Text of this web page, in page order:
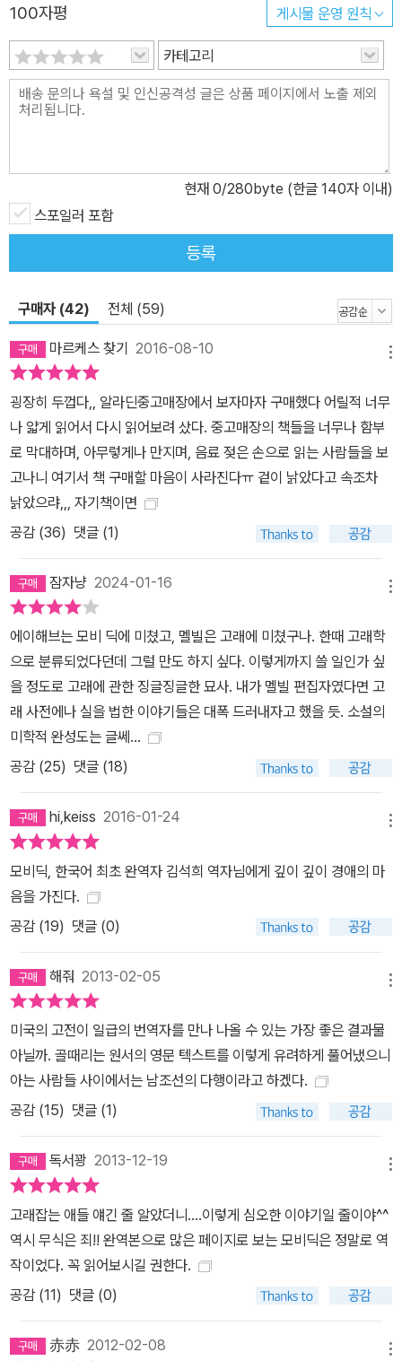
관의 문학 서가보다 오히려 수산업 서가에 꽂혀 있곤 했다. 멜빌은 <
타이피>를 쓸 때도 남태평양에 관한 모든 문헌을 샅샅이 뒤진 끝에야
작품을 완성하였고, 특히 이 <모비 딕>을 쓸 때는 그 과학적 정확성
에 완벽을 기하고자 했다. 24만 단어, 전체 134장으로 구성된 이 소
설은 우선 고래에 대한 어원 탐구에서부터 시작된다. 이어지는 문헌
호손, 찰스 다윈까지, 거대한 괴물 또는 힘센 거인 ‘고래’에 대해 거론
한 글들이 폭넓게 소개된다. 본격적인 줄거리가 전개되는 1장부터는
이야기 사이사이에 고래의 종류와 생태, 서식 환경, 해부학적ㆍ화석
학적ㆍ생명생성학적 특징, 포경의 역사와 기술, 포경 방법과 장비 등
서구 문학작품 160여 종을 훌륭하게 원용하기까지 한다. 놀랍도록
꼼꼼한 이 기록들은 멜빌이 도서관의 책들을 통해 얻어낸 것이며, 그
는 심혈을 기울여 완성한 자신의 이 소설을 “도서관을 누비고 대양을
편력한” 결과의 소산이라고 말했다. 멜빌이 죽고 수십 년 후, 레이먼
드 위버의 전기 <허먼 멜빌: 뱃사람 그리고 신비주의자>(1921)가 출
판될 무렵 영미 문학계에서 멜빌과 <모비 딕>에 대한 관심은 최고조
가 되었고, 이후 단테나 셰익스피어, 밀턴이나 도스토예프스키와 비
교해서 그의 위대성을 논하는 평문까지 쏟아지기 시작했다. 위버는
그가 쓴 평전에서 <모비 딕>을 “19세기 미국이 낳은 가장 뛰어난 소
설적 상상력”이라고 상찬한다. 이후 <모비 딕>은 인간 사유의 깊이
에서 빠트릴 수 없는 대작으로 평가되었고, 영국의 소설가 서머싯 몸
이 선정한 세계 10대 소설 중 하나, 노벨연구소가 선정한 세계 100대
문학작품의 하나가 되어 오늘까지도 널리 읽히고 있다. 소설의 진정
한 주인공―방랑자 이슈메일이 지켜본 바다, 그리고 인간의 비극 비
극적인 서사시 <모비 딕>은 소설의 화자 이슈메일이 포경선에 올라
이 항해의 목적을 알게 되기까지를 그린 부분, 대서양에서 희망봉을
돌아 태평양까지 이어지는 항해 부분, 마지막으로 모비 딕과의 결투
와 ‘피쿼드’호의 침몰을 그린 세 부분으로 나누어진다. 이 이야기들을
처음부터 끝까지 이끌고 가는 것은 에이해브가 아닌 화자 ‘이슈메
일’이다. 그는 에이해브 선장이 이끄는 포경선 ‘피쿼드’호에 승선하여
흰 고래 ‘모비 딕’을 쫓는 항해를 처음부터 끝까지 지켜본다. 엄혹한
삶의 현실을 밑바닥까지 체험한 이슈메일은 침착하고 냉정하고 분석
적인 태도로 우리에게 세상이라는 가면 너머의 진실을 보여주며(그는
멜빌의 분신이나 다름없는 존재다) 파멸을 향해 내달린 ‘피쿼드’호에
비밀을 세상에 전한다. 이슈메일의 눈에 비친 선장 에이해브는 불가
지의 존재를 용납할 수 없고 또 직접 자신이 알아낼 수 있다고 자신하
는 존재였다. 자신의 다리를 앗아간 모비 딕에 대한 복수의 일념에 사
로잡혀 판단력이 경도된 에이해브 선장은 이슈메일을 비롯한 선원 모
두에게 ‘모비 딕’보다 더한 두려움과 공포의 대상이었다. 선장의 분노
초래한다. 태평양에서 펼쳐진 3일간의 대격투. 이슈메일은 바다와 함
로 쳐들어와 만사를 부질없는 것으로 만들어버리는 싸늘한 침묵(죽
음), 그리고 어떠한 기록도 허락지 않는 바다의 관용 또는 무자비함이
있을 뿐이었다. 바다는 한순간에 ‘피쿼드’호를, 선장의 불같은 원한과
집착을 거대한 동심원의 소용돌이 속으로 끌어당겨 흔적도 없이 삼켜
버린다.
100자평 게시물 운영 원칙
카테고리
현재 0/280byte (한글 140자 이내)
스포일러 포함
등록
구매자 (42) 전체 (59)
마르케스 찾기 2016-08-10
굉장히 두껍다,, 알라딘중고매장에서 보자마자 구매했다 어릴적 너무
나 얇게 읽어서 다시 읽어보려 샀다. 중고매장의 책들을 너무나 함부
로 막대하며, 아무렇게나 만지며, 음료 젖은 손으로 읽는 사람들을 보
고나니 여기서 책 구매할 마음이 사라진다ㅠ 겉이 낡았다고 속조차
낡았으랴,,, 자기책이면
공감 (36) 댓글 (1)
잠자냥 2024-01-16
에이해브는 모비 딕에 미쳤고, 멜빌은 고래에 미쳤구나. 한때 고래학
으로 분류되었다던데 그럴 만도 하지 싶다. 이렇게까지 쓸 일인가 싶
을 정도로 고래에 관한 징글징글한 묘사. 내가 멜빌 편집자였다면 고
래 사전에나 실을 법한 이야기들은 대폭 드러내자고 했을 듯. 소설의
미학적 완성도는 글쎄...
공감 (25) 댓글 (18)
hi,keiss 2016-01-24
모비딕, 한국어 최초 완역자 김석희 역자님에게 깊이 깊이 경애의 마
음을 가진다.
공감 (19) 댓글 (0)
해줘 2013-02-05
미국의 고전이 일급의 번역자를 만나 나올 수 있는 가장 좋은 결과물
아닐까. 골때리는 원서의 영문 텍스트를 이렇게 유려하게 풀어냈으니
아는 사람들 사이에서는 남조선의 다행이라고 하겠다.
공감 (15) 댓글 (1)
독서꽝 2013-12-19
고래잡는 애들 얘긴 줄 알았더니....이렇게 심오한 이야기일 줄이야^^
역시 무식은 죄!! 완역본으로 많은 페이지로 보는 모비딕은 정말로 역
작이었다. 꼭 읽어보시길 권한다.
공감 (11) 댓글 (0)
赤赤 2012-02-08